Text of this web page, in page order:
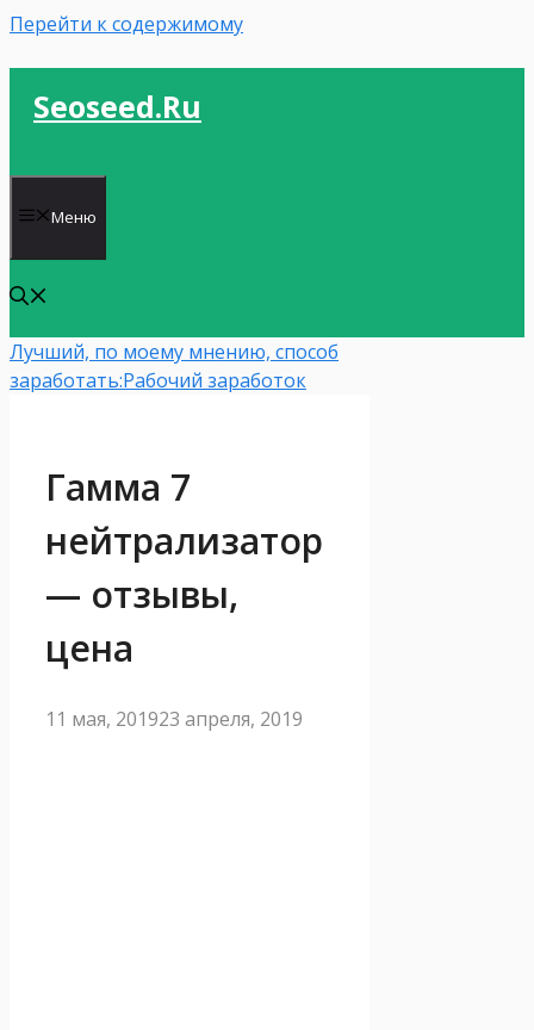
Перейти к содержимому
Seoseed.ru
Меню
Лучший, по моему мнению, способ
заработать:Рабочий заработок
Гамма 7
нейтрализатор
— отзывы,
цена
11 мая, 201923 апреля, 2019